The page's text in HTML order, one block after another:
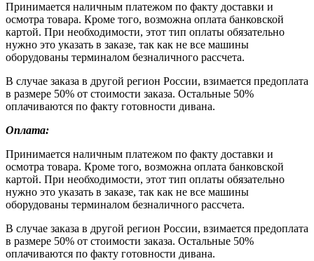
Принимается наличным платежом по факту доставки и
осмотра товара. Кроме того, возможна оплата банковской
картой. При необходимости, этот тип оплаты обязательно
нужно это указать в заказе, так как не все машины
оборудованы терминалом безналичного рассчета.
В случае заказа в другой регион России, взимается предоплата
в размере 50% от стоимости заказа. Остальные 50%
оплачиваются по факту готовности дивана.
Оплата:
Принимается наличным платежом по факту доставки и
осмотра товара. Кроме того, возможна оплата банковской
картой. При необходимости, этот тип оплаты обязательно
нужно это указать в заказе, так как не все машины
оборудованы терминалом безналичного рассчета.
В случае заказа в другой регион России, взимается предоплата
в размере 50% от стоимости заказа. Остальные 50%
оплачиваются по факту готовности дивана.